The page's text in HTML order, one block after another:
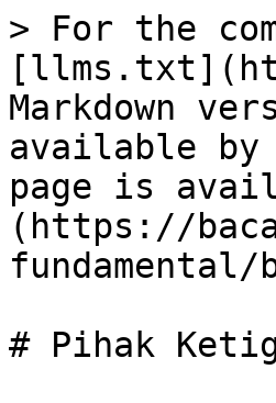
> For the
Markdown
available by
page is
(https://
# Pihak